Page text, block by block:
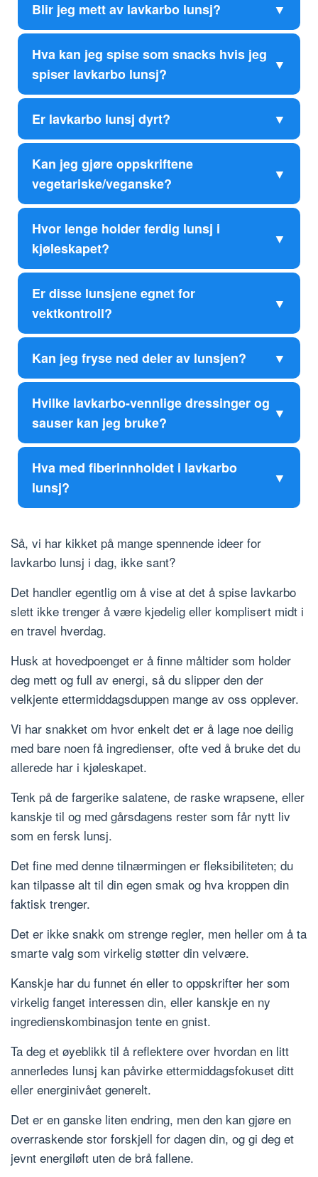
Blir jeg mett av lavkarbo lunsj?
Hva kan jeg spise som snacks hvis jeg
spiser lavkarbo lunsj?
Er lavkarbo lunsj dyrt?
Kan jeg gjøre oppskriftene
vegetariske/veganske?
Hvor lenge holder ferdig lunsj i
kjøleskapet?
Er disse lunsjene egnet for
vektkontroll?
Kan jeg fryse ned deler av lunsjen?
Hvilke lavkarbo-vennlige dressinger og
sauser kan jeg bruke?
Hva med fiberinnholdet i lavkarbo
lunsj?
Så, vi har kikket på mange spennende ideer for
lavkarbo lunsj i dag, ikke sant?
Det handler egentlig om å vise at det å spise lavkarbo
slett ikke trenger å være kjedelig eller komplisert midt i
en travel hverdag.
Husk at hovedpoenget er å finne måltider som holder
deg mett og full av energi, så du slipper den der
velkjente ettermiddagsduppen mange av oss opplever.
Vi har snakket om hvor enkelt det er å lage noe deilig
med bare noen få ingredienser, ofte ved å bruke det du
allerede har i kjøleskapet.
Tenk på de fargerike salatene, de raske wrapsene, eller
kanskje til og med gårsdagens rester som får nytt liv
som en fersk lunsj.
Det fine med denne tilnærmingen er fleksibiliteten; du
kan tilpasse alt til din egen smak og hva kroppen din
faktisk trenger.
Det er ikke snakk om strenge regler, men heller om å ta
smarte valg som virkelig støtter din velvære.
Kanskje har du funnet én eller to oppskrifter her som
virkelig fanget interessen din, eller kanskje en ny
ingredienskombinasjon tente en gnist.
Ta deg et øyeblikk til å reflektere over hvordan en litt
annerledes lunsj kan påvirke ettermiddagsfokuset ditt
eller energinivået generelt.
Det er en ganske liten endring, men den kan gjøre en
overraskende stor forskjell for dagen din, og gi deg et
jevnt energiløft uten de brå fallene.